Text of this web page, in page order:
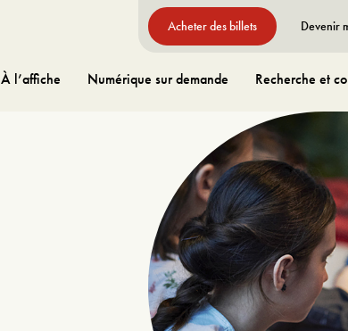
À l’affiche Numérique sur demande Recherche et
Acheter des billets Devenir